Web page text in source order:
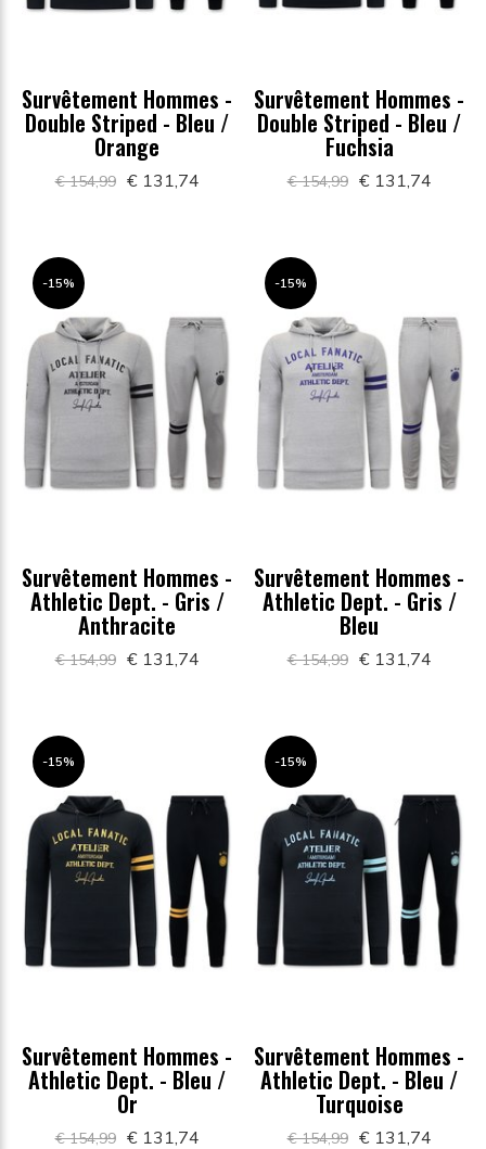
Survêtement Hommes -
Double Striped - Bleu /
Orange
€ 154,99 € 131,74
Survêtement Hommes -
Double Striped - Bleu /
Fuchsia
€ 154,99 € 131,74
-15%
Survêtement Hommes -
Athletic Dept. - Gris /
Anthracite
€ 154,99 € 131,74
-15%
Survêtement Hommes -
Athletic Dept. - Gris /
Bleu
€ 154,99 € 131,74
-15%
Survêtement Hommes -
Athletic Dept. - Bleu /
Or
€ 154,99 € 131,74
-15%
Survêtement Hommes -
Athletic Dept. - Bleu /
Turquoise
€ 154,99 € 131,74